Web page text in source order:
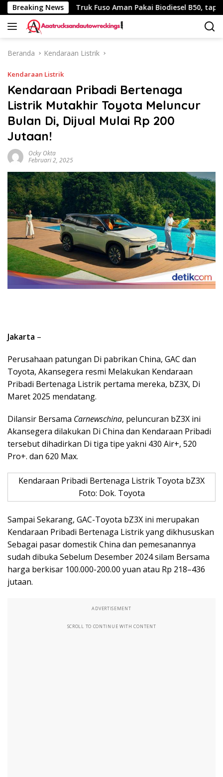
Langsung
ke
konten
Breaking News
Km Truk Fuso Aman Pakai Biodiesel B50, tapi Ada
Beranda Kendaraan Listrik
Kendaraan Listrik
Kendaraan Pribadi Bertenaga
Listrik Mutakhir Toyota Meluncur
Bulan Di, Dijual Mulai Rp 200
Jutaan!
Ocky Okta
Februari 2, 2025
Jakarta –
Perusahaan patungan Di pabrikan China, GAC dan
Toyota, Akansegera resmi Melakukan Kendaraan
Pribadi Bertenaga Listrik pertama mereka, bZ3X, Di
Maret 2025 mendatang.
Dilansir Bersama Carnewschina, peluncuran bZ3X ini
Akansegera dilakukan Di China dan Kendaraan Pribadi
tersebut dihadirkan Di tiga tipe yakni 430 Air+, 520
Pro+. dan 620 Max.
Kendaraan Pribadi Bertenaga Listrik Toyota bZ3X
Foto: Dok. Toyota
Sampai Sekarang, GAC-Toyota bZ3X ini merupakan
Kendaraan Pribadi Bertenaga Listrik yang dikhususkan
Sebagai pasar domestik China dan pemesanannya
sudah dibuka Sebelum Desember 2024 silam Bersama
harga berkisar 100.000-200.00 yuan atau Rp 218–436
jutaan.
ADVERTISEMENT
SCROLL TO CONTINUE WITH CONTENT